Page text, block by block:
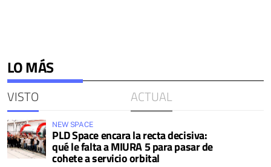
LO MÁS
VISTO ACTUAL
NEW SPACE
PLD Space encara la recta decisiva:
qué le falta a MIURA 5 para pasar de
cohete a servicio orbital